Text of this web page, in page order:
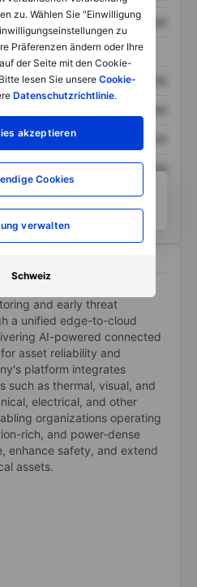
zu. Wählen Sie "Einwilligung
zu
Präferenzen ändern oder Ihre
der Seite mit den Cookie-
lesen Sie unsereCookie-
Datenschutzrichtlinie.
akzeptieren
Cookies
verwalten
Schweiz
XXXXXXX XXXXXXX
XXXXXXX XXXXXXX
XXXXXXX
XXXXXXX
Inc.
builds and deploys
and early threat
a unified edge-to-cloud
AI-powered connected
asset reliability and
platform integrates
such as thermal, visual, and
electrical, and other
organizations operating
rich, and power-dense
enhance safety, and extend
assets.